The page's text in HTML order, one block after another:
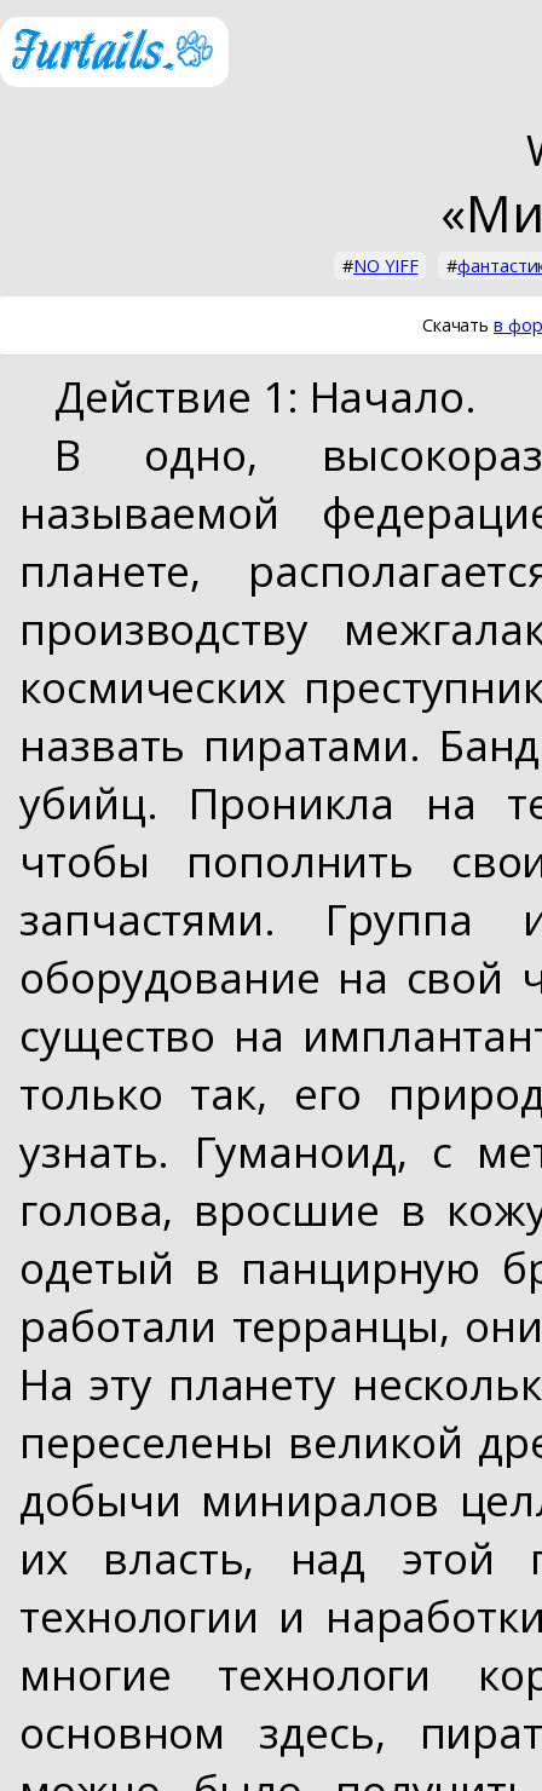
#NO YIFF #
Скачатьв
Действие 1: Начало.
В одно,
называемой
планете,
производству
космических
назвать пиратами.
убийц. Проникла на
чтобы пополнить
запчастями. Группа
оборудование на свой
существо на
только так, его
узнать. Гуманоид, с
голова, вросшие в
одетый в панцирную
работали терранцы,
На эту планету
переселены великой
добычи миниралов
их власть, над этой
технологии и
многие технологи
основном здесь,